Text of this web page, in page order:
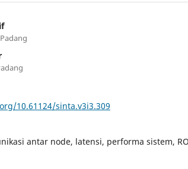
10.61124/sinta.v3i3.309
antar node, latensi, performa sistem,